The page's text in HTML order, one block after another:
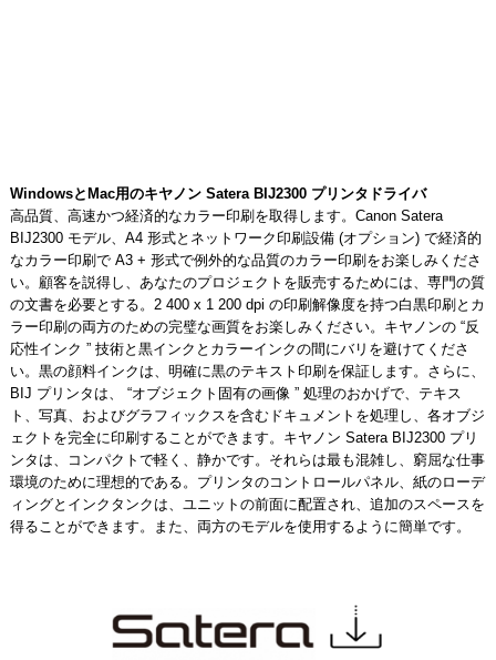
WindowsとMac用のキヤノン Satera BIJ2300 プリンタドライバ
高品質、高速かつ経済的なカラー印刷を取得します。Canon Satera
BIJ2300 モデル、A4 形式とネットワーク印刷設備 (オプション) で経済的
なカラー印刷で A3 + 形式で例外的な品質のカラー印刷をお楽しみくださ
い。顧客を説得し、あなたのプロジェクトを販売するためには、専門の質
の文書を必要とする。2 400 x 1 200 dpi の印刷解像度を持つ白黒印刷とカ
ラー印刷の両方のための完璧な画質をお楽しみください。キヤノンの “反
応性インク ” 技術と黒インクとカラーインクの間にバリを避けてくださ
い。黒の顔料インクは、明確に黒のテキスト印刷を保証します。さらに、
BIJ プリンタは、 “オブジェクト固有の画像 ” 処理のおかげで、テキス
ト、写真、およびグラフィックスを含むドキュメントを処理し、各オブジ
ェクトを完全に印刷することができます。キヤノン Satera BIJ2300 プリ
ンタは、コンパクトで軽く、静かです。それらは最も混雑し、窮屈な仕事
環境のために理想的である。プリンタのコントロールパネル、紙のローデ
ィングとインクタンクは、ユニットの前面に配置され、追加のスペースを
得ることができます。また、両方のモデルを使用するように簡単です。